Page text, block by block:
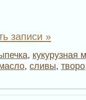
записи »
, кукурузная
, сливы, творо